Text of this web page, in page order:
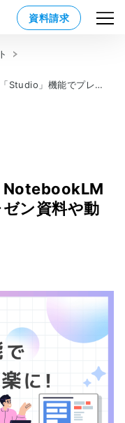
資料請求
資料作成がもっと楽に！ NotebookLMの「Studio」機能でプレゼン資料や動画を自動生成
NotebookLM
ン資料や動